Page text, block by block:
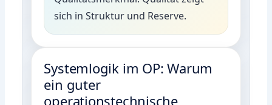
sich in Struktur und Reserve.
Systemlogik im OP: Warum
ein guter
operationstechnische